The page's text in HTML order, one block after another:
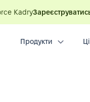
Kadry
Продукти